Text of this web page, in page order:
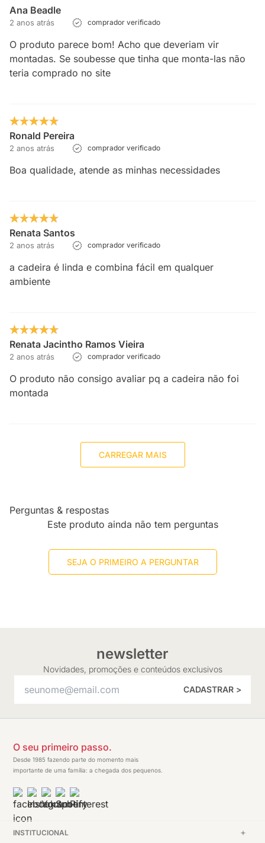
Ana Beadle
2 anos atrás comprador verificado
O produto parece bom! Acho que deveriam vir
montadas. Se soubesse que tinha que monta-las não
teria comprado no site
Ronald Pereira
2 anos atrás comprador verificado
Boa qualidade, atende as minhas necessidades
Renata Santos
2 anos atrás comprador verificado
a cadeira é linda e combina fácil em qualquer
ambiente
Renata Jacintho Ramos Vieira
2 anos atrás comprador verificado
O produto não consigo avaliar pq a cadeira não foi
montada
CARREGAR MAIS
Perguntas & respostas
Este produto ainda não tem perguntas
SEJA O PRIMEIRO A PERGUNTAR
newsletter
Novidades, promoções e conteúdos exclusivos
CADASTRAR >
O seu primeiro passo.
Desde 1985 fazendo parte do momento mais
importante de uma família: a chegada dos pequenos.
INSTITUCIONAL